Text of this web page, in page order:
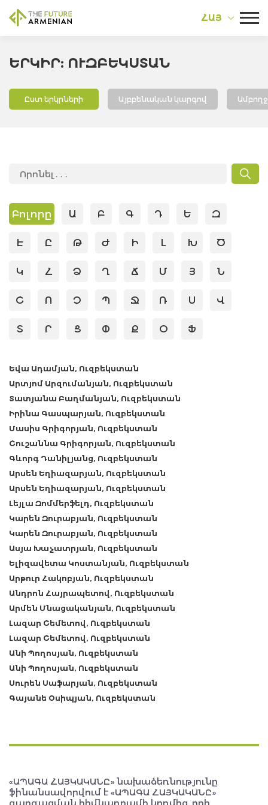
ՀԱՅ
ԵՐԿԻՐ: ՈՒԶԲԵԿՍՏԱՆ
Ըստ երկրների Այբբենական կարգով
Բոլորը Ա Բ Գ Դ Ե Զ
Է Ը Թ Ժ Ի Լ Խ Ծ
Կ Հ Ձ Ղ Ճ Մ Յ Ն
Շ Ո Չ Պ Ջ Ռ Ս Վ
Տ Ր Ց Փ Ք Օ Ֆ
Եվա Ադամյան, Ուզբեկստան
Արտյոմ Արզումանյան, Ուզբեկստան
Տատյանա Բաղմանյան, Ուզբեկստան
Իրինա Գասպարյան, Ուզբեկստան
Մասիս Գրիգորյան, Ուզբեկստան
Շուշաննա Գրիգորյան, Ուզբեկստան
Գևորգ Դանիլյանց, Ուզբեկստան
Արսեն Եղիազարյան, Ուզբեկստան
Արսեն Եղիազարյան, Ուզբեկստան
Լեյլա Զոմմերֆելդ, Ուզբեկստան
Կարեն Զուրաբյան, Ուզբեկստան
Կարեն Զուրաբյան, Ուզբեկստան
Ասյա Խաչատրյան, Ուզբեկստան
Ելիզավետա Կոստանյան, Ուզբեկստան
Արթուր Հակոբյան, Ուզբեկստան
Անդրոն Հայրապետով, Ուզբեկստան
Արմեն Մնացականյան, Ուզբեկստան
Լազար Շեմետով, Ուզբեկստան
Լազար Շեմետով, Ուզբեկստան
Անի Պողոսյան, Ուզբեկստան
Անի Պողոսյան, Ուզբեկստան
Սուրեն Սաֆարյան, Ուզբեկստան
Գայանե Օսիպյան, Ուզբեկստան
«ԱՊԱԳԱ ՀԱՅԿԱԿԱՆԸ» նախաձեռնությունը
ֆինանսավորվում է «ԱՊԱԳԱ ՀԱՅԿԱԿԱՆԸ»
զարգացման հիմնադրամի կողմից, որի